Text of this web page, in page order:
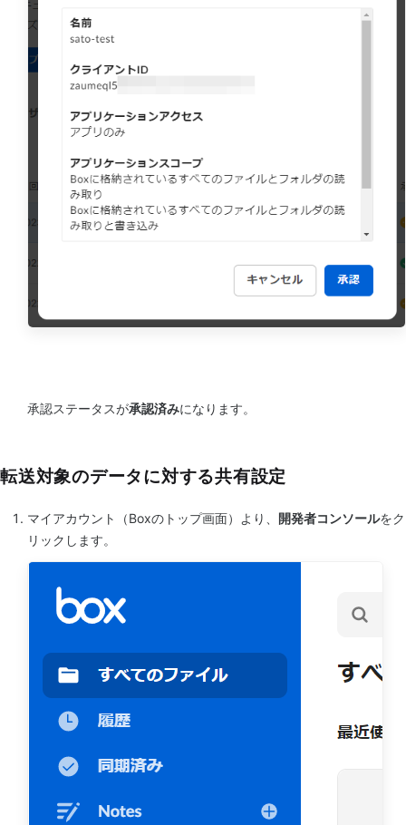
承認ステータスが承認済みになります。
転送対象のデータに対する共有設定
マイアカウント（Boxのトップ画面）より、 開発者コンソールをク
リックします。